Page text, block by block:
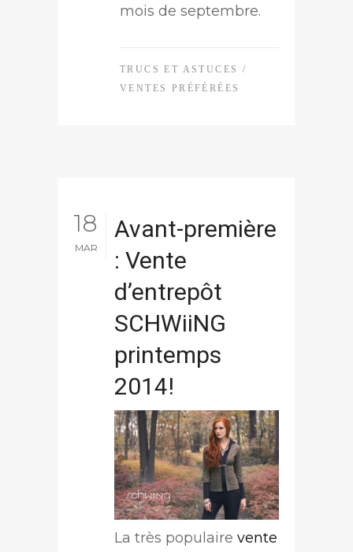
mois de septembre.
TRUCS ET ASTUCES
/
VENTES PRÉFÉRÉES
18
MAR
Avant-première
: Vente
d’entrepôt
SCHWiiNG
printemps
2014!
La très populaire vente